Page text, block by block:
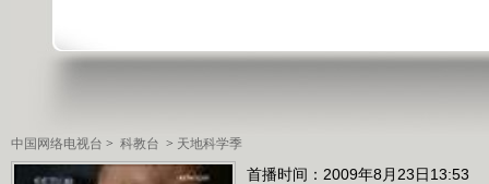
中国网络电视台 > 科教台 > 天地科学季
首播时间：2009年8月23日13:53